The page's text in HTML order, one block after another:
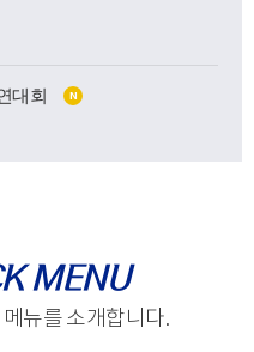
대회 N
MENU
뉴를 소개합니다.